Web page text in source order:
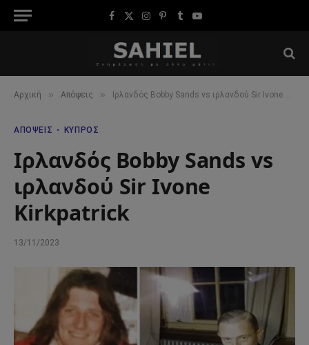
Facebook
X
Instagram
Pinterest
TumblrYouTube
Αρχική » Απόψεις » Ιρλανδός Bobby Sands vs ιρλανδού Sir Ivone Kirkpatrick
ΑΠΌΨΕΙΣ ΚΎΠΡΟΣ
Ιρλανδός Bobby Sands vs
ιρλανδού Sir Ivone
Kirkpatrick
13/11/2023